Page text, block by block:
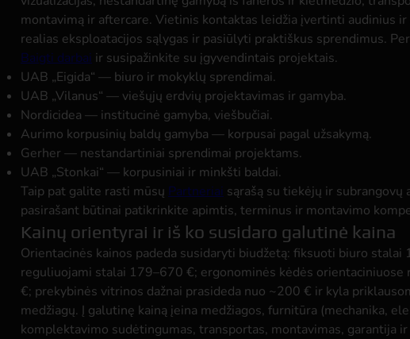
montavimą ir aftercare. Vietinis kontaktas leidžia įvertinti audinius ir
realias eksploatacijos sąlygas ir pasiūlyti praktiškus sprendimus.
Baigti darbai ir susipažinkite su įgyvendintais projektais.
UAB „Eigida“ — biuro ir mokyklų sprendimai.
UAB „Vilanus“ — viešųjų erdvių projektavimas ir gamyba.
Nordicidea — institucinė gamyba, viešbučiai.
Aurimo korpusinių baldų gamyba — korpusai pagal užsakymą.
Gerher — nestandartiniai sprendimai projektams.
UAB „Stonkai“ — korpusiniai ir minkšti baldai.
Taip pat galite rasti mūsų Partneriai sąrašą su tiekėjų ir subrangovų
pasirašant būtinai patikrinkite apimtis, terminus ir montavimo
Kainų orientyrai ir iš ko susidaro galutinė kaina
Orientacinės kainos padeda susidaryti biudžetą: fiksuoti biuro stalai
reguliuojami stalai 179–670 €; ergonominės kėdės
€; prekybinės vitrinos dažnai prasideda nuo ~200 € ir kyla
medžiagų. Į galutinę kainą įeina medžiagos, furnitūra (mechanika,
komplektavimo sudėtingumas, transportas, montavimas, garantija